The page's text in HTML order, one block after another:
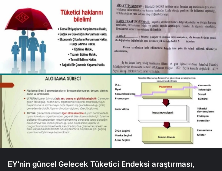
EY’nin güncel Gelecek Tüketici Endeksi araştırması,